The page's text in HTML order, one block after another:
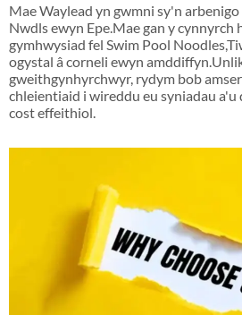
Mae Waylead yn gwmni sy'n
Nwdls ewyn Epe.Mae gan y cynnyrch
gymhwysiad fel Swim Pool
ogystal â corneli ewyn
gweithgynhyrchwyr, rydym bob
chleientiaid i wireddu eu syniadau
cost effeithiol.